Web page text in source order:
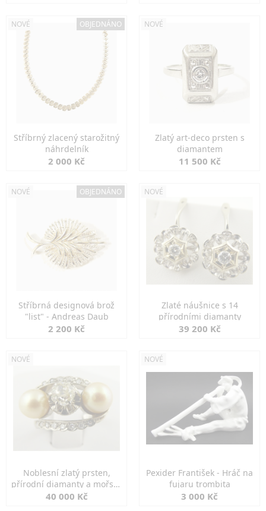
NOVÉ OBJEDNÁNO
Stříbrný zlacený starožitný
náhrdelník
2 000 Kč
NOVÉ
Zlatý art-deco prsten s
diamantem
11 500 Kč
NOVÉ OBJEDNÁNO
Stříbrná designová brož
"list" - Andreas Daub
2 200 Kč
NOVÉ
Zlaté náušnice s 14
přírodními diamanty
39 200 Kč
NOVÉ
Noblesní zlatý prsten,
přírodní diamanty a mořské
perly
40 000 Kč
NOVÉ
Pexider František - Hráč na
fujaru trombita
3 000 Kč